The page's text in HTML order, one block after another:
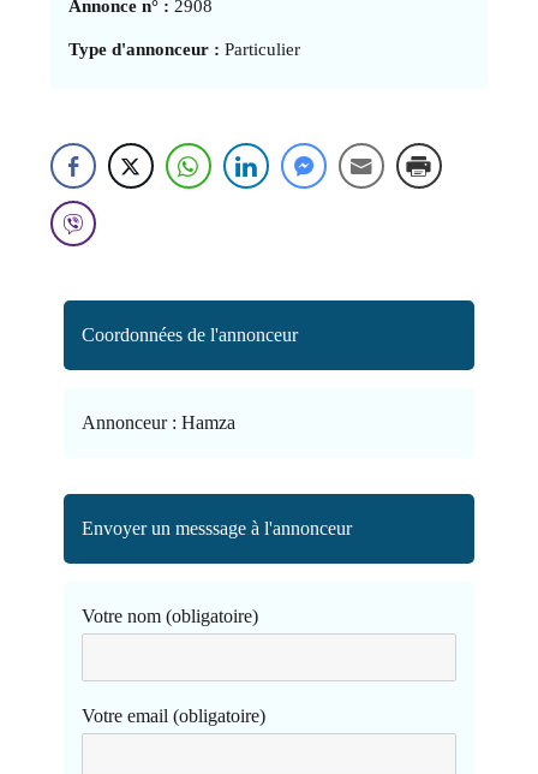
Annonce n° : 2908
Type d'annonceur : Particulier
Coordonnées de l'annonceur
Annonceur : Hamza
Envoyer un messsage à l'annonceur
Votre nom (obligatoire)
Votre email (obligatoire)